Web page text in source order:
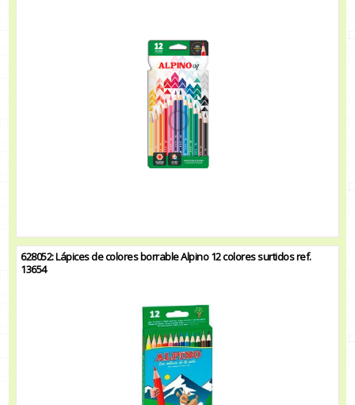
628052: Lápices de colores borrable Alpino 12 colores surtidos ref.
13654